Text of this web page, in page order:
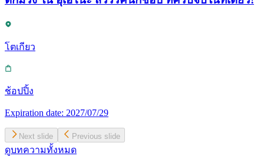
โตเกียว
ช้อปปิ้ง
Expiration date: 2027/07/29
Next slide Previous slide
ดูบทความทั้งหมด